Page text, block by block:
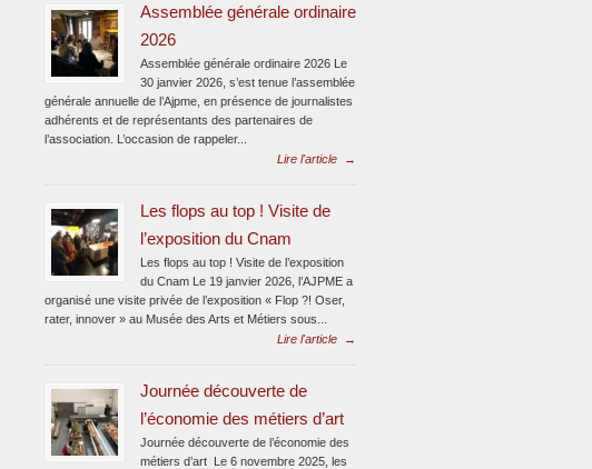
Assemblée générale ordinaire
2026
Assemblée générale ordinaire 2026 Le
30 janvier 2026, s’est tenue l’assemblée
générale annuelle de l’Ajpme, en présence de journalistes
adhérents et de représentants des partenaires de
l’association. L’occasion de rappeler...
Lire l'article
→
Les flops au top ! Visite de
l’exposition du Cnam
Les flops au top ! Visite de l’exposition
du Cnam Le 19 janvier 2026, l’AJPME a
organisé une visite privée de l’exposition « Flop ?! Oser,
rater, innover » au Musée des Arts et Métiers sous...
Lire l'article
→
Journée découverte de
l’économie des métiers d’art
Journée découverte de l’économie des
métiers d’art Le 6 novembre 2025, les